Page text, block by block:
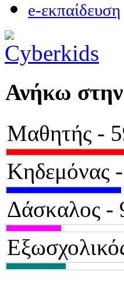
e-εκπαίδευση
Ανήκω
Μαθητής -
Κηδεμόνας
Δάσκαλος -